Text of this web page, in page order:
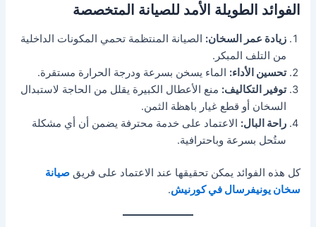
الفوائد الطويلة الأمد للصيانة المتخصصة
زيادة عمر السخان: الصيانة المنتظمة تحمي المكونات الداخلية
من التلف المبكر.
تحسين الأداء: الماء يسخن بسرعة ودرجة الحرارة مستقرة.
توفير التكاليف: منع الأعطال الكبيرة يقلل من الحاجة لاستبدال
السخان أو قطع غيار باهظة الثمن.
راحة البال: الاعتماد على خدمة محترفة يضمن أن أي مشكلة
ستُحل بسرعة وباحترافية.
كل هذه الفوائد يمكن تحقيقها عند الاعتماد على فريقصيانة
سخان يونيفرسال في كورنيش.